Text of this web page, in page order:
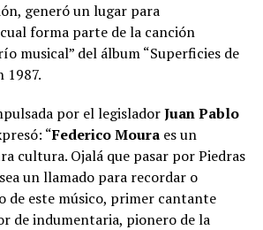
generó un lugar para
forma parte de la canción
musical” del álbum “Superficies de
1987.
por el legisladorJuan Pablo
“Federico Mouraes un
cultura. Ojalá que pasar por Piedras
un llamado para recordar o
de este músico, primer cantante
de indumentaria, pionero de la